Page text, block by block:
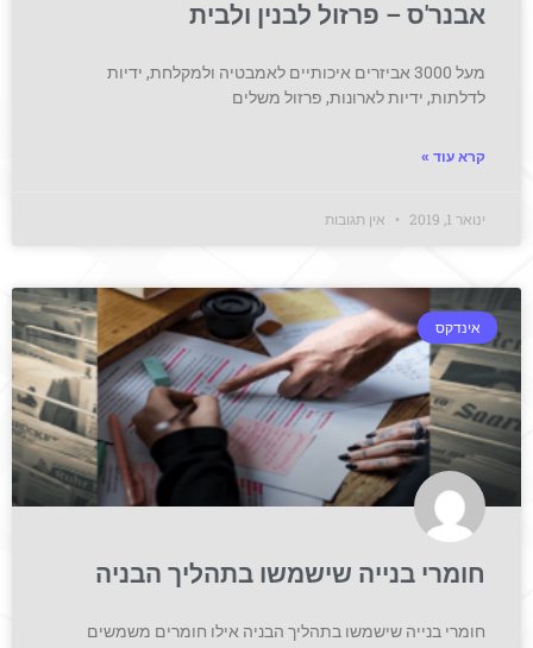
אבנר'ס – פרזול לבנין ולבית
מעל 3000 אביזרים איכותיים לאמבטיה ולמקלחת, ידיות
לדלתות, ידיות לארונות, פרזול משלים
קרא עוד »
ינואר 1, 2019 אין תגובות
אינדקס
חומרי בנייה שישמשו בתהליך הבניה
חומרי בנייה שישמשו בתהליך הבניה אילו חומרים משמשים